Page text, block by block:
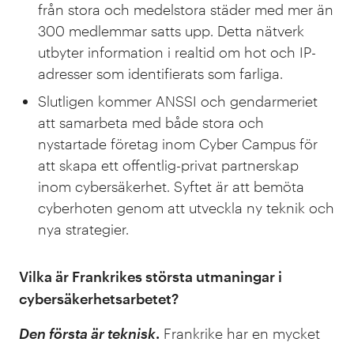
från stora och medelstora städer med mer än
300 medlemmar satts upp. Detta nätverk
utbyter information i realtid om hot och IP-
adresser som identifierats som farliga.
Slutligen kommer ANSSI och gendarmeriet
att samarbeta med både stora och
nystartade företag inom Cyber Campus för
att skapa ett offentlig-privat partnerskap
inom cybersäkerhet. Syftet är att bemöta
cyberhoten genom att utveckla ny teknik och
nya strategier.
Vilka är Frankrikes största utmaningar i
cybersäkerhetsarbetet?
Den första är teknisk. Frankrike har en mycket